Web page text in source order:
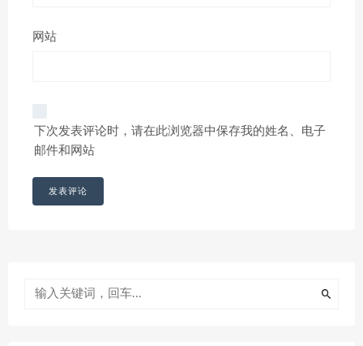
网站
下次发表评论时，请在此浏览器中保存我的姓名、电子
邮件和网站